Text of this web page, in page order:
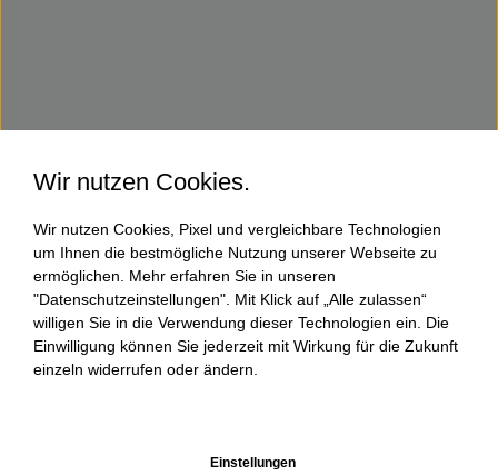
Wir nutzen Cookies.
Wir nutzen Cookies, Pixel und vergleichbare Technologien
um Ihnen die bestmögliche Nutzung unserer Webseite zu
ermöglichen. Mehr erfahren Sie in unseren
"Datenschutzeinstellungen". Mit Klick auf „Alle zulassen“
willigen Sie in die Verwendung dieser Technologien ein. Die
Einwilligung können Sie jederzeit mit Wirkung für die Zukunft
einzeln widerrufen oder ändern.
Einstellungen